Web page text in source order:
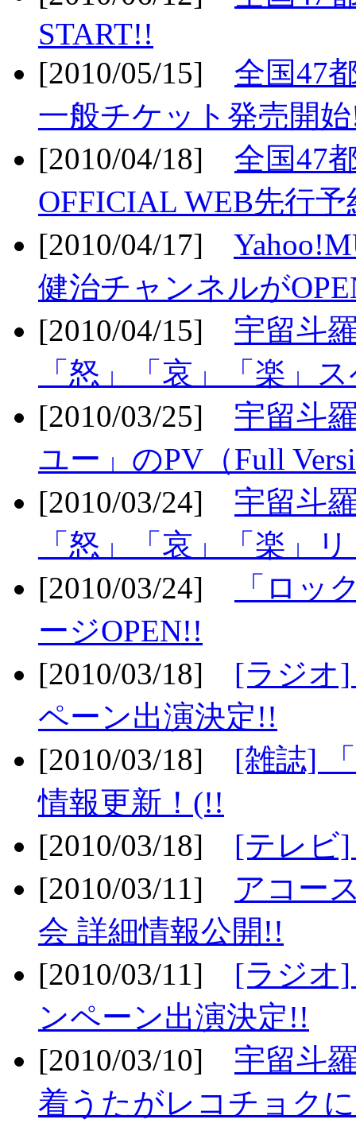
START!!
[2010/05/15] 全国47
一般チケット発売開
[2010/04/18] 全国47
OFFICIAL WEB先行
[2010/04/17]
健治チャンネルが
[2010/04/15] 宇留斗
「怒」「哀」「楽」
[2010/03/25] 宇留斗
ユー」のPV（Full
[2010/03/24] 宇留斗
「怒」「哀」「楽」
[2010/03/24]
「ロッ
ージOPEN!!
[2010/03/18] [ラジオ
ペーン出演決定!!
[2010/03/18] [雑誌]
情報更新！(!!
[2010/03/18] [テレビ
[2010/03/11] アコー
会 詳細情報公開!!
[2010/03/11] [ラジオ
ンペーン出演決定!!
[2010/03/10] 宇留斗
着うたがレコチョク